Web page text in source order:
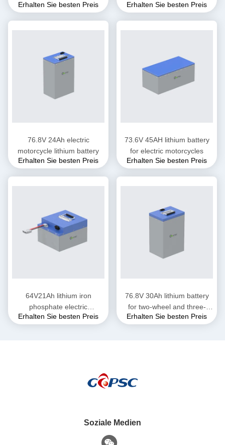
wheel electric motorcycles
Erhalten Sie besten Preis
Erhalten Sie besten Preis
76.8V 24Ah electric
motorcycle lithium battery
Erhalten Sie besten Preis
73.6V 45AH lithium battery
for electric motorcycles
Erhalten Sie besten Preis
64V21Ah lithium iron
phosphate electric
motorcycle battery
Erhalten Sie besten Preis
76.8V 30Ah lithium battery
for two-wheel and three-
wheel electric motorcycles
Erhalten Sie besten Preis
Soziale Medien